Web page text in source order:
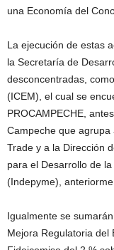
una Economía del
La ejecución de estas
la Secretaría de
desconcentradas,
(ICEM), el cual se
PROCAMPECHE,
Campeche que agrupa
Trade y a la Dirección
para el Desarrollo de
(Indepyme),
Igualmente se
Mejora Regulatoria del